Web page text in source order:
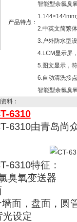
产品特点：
智能型余氯臭
2.中英文简繁
3.户外防水型
4.LCM显示屏
5.图文显示，
6.自动清洗接
智能型余氯臭
料：
6310
6310由青岛尚
6310特征：
臭氧变送器
面，盘面，圆
设定